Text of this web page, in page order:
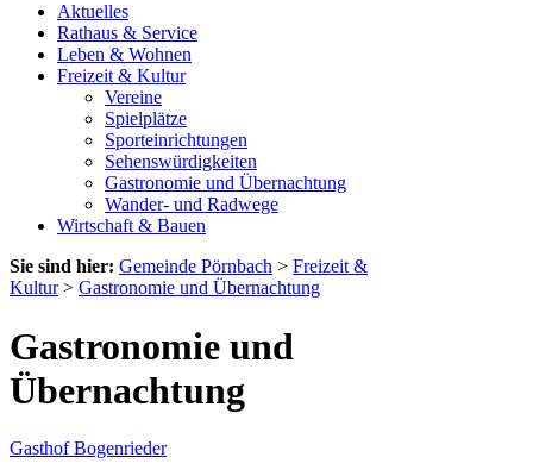
Aktuelles
Rathaus & Service
Leben & Wohnen
Freizeit & Kultur
Vereine
Spielplätze
Sporteinrichtungen
Sehenswürdigkeiten
Gastronomie und Übernachtung
Wander- und Radwege
Wirtschaft & Bauen
Sie sind hier: Gemeinde Pörnbach > Freizeit &
Kultur> Gastronomie und Übernachtung
Gastronomie und
Übernachtung
Gasthof Bogenrieder